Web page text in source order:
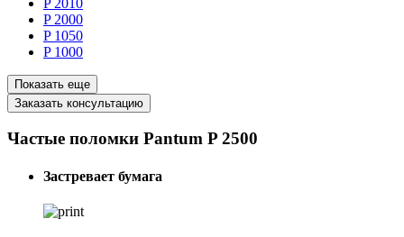
P 2000
P 1050
P 1000
Показать еще
Заказать консультацию
Частые поломки Pantum P 2500
Застревает бумага